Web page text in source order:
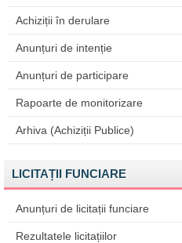
Achiziții în derulare
Anunțuri de intenție
Anunțuri de participare
Rapoarte de monitorizare
Arhiva (Achiziții Publice)
LICITAȚII FUNCIARE
Anunțuri de licitații funciare
Rezultatele licitațiilor